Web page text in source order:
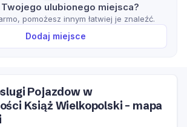
Twojego ulubionego miejsca?
pomożesz innym łatwiej je znaleźć.
Dodaj miejsce
Pojazdow w
Książ Wielkopolski – mapa